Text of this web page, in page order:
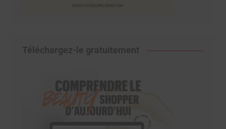
Téléchargez-le gratuitement